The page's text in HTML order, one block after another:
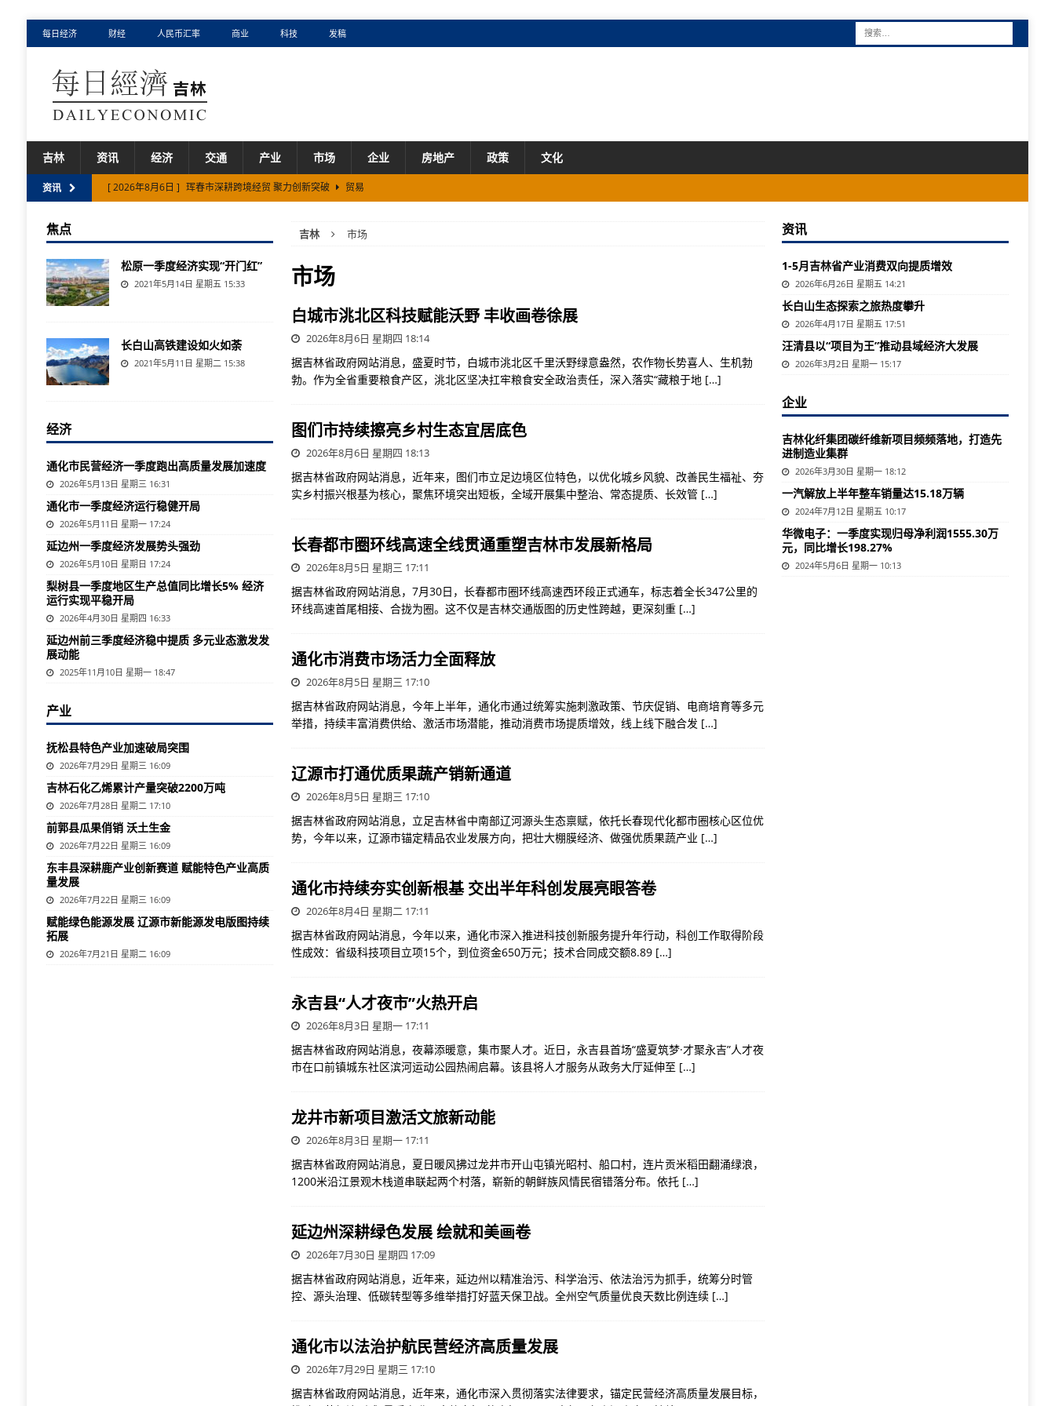
每日经济 财经 人民币汇率 商业 科技 发稿
吉林 资讯 经济 交通 产业 市场 企业 房地产 政策 文化
资讯 [ 2026年8月6日 ] 珲春市深耕跨境经贸 聚力创新突破
贸易
[ 2026年8月6日 ] 白城市洮北区科技赋能沃野 丰收画卷徐展
吉林 市场
市场
白城市洮北区科技赋能沃野 丰收画卷徐展
2026年8月6日 星期四 18:14
据吉林省政府网站消息，盛夏时节，白城市洮北区千里沃野绿意盎然，农作物长势喜人、生机勃
勃。作为全省重要粮食产区，洮北区坚决扛牢粮食安全政治责任，深入落实“藏粮于地 […]
图们市持续擦亮乡村生态宜居底色
2026年8月6日 星期四 18:13
据吉林省政府网站消息，近年来，图们市立足边境区位特色，以优化城乡风貌、改善民生福祉、夯
实乡村振兴根基为核心，聚焦环境突出短板，全域开展集中整治、常态提质、长效管 […]
长春都市圈环线高速全线贯通重塑吉林市发展新格局
2026年8月5日 星期三 17:11
据吉林省政府网站消息，7月30日，长春都市圈环线高速西环段正式通车，标志着全长347公里的
环线高速首尾相接、合拢为圈。这不仅是吉林交通版图的历史性跨越，更深刻重 […]
通化市消费市场活力全面释放
2026年8月5日 星期三 17:10
据吉林省政府网站消息，今年上半年，通化市通过统筹实施刺激政策、节庆促销、电商培育等多元
举措，持续丰富消费供给、激活市场潜能，推动消费市场提质增效，线上线下融合发 […]
辽源市打通优质果蔬产销新通道
2026年8月5日 星期三 17:10
据吉林省政府网站消息，立足吉林省中南部辽河源头生态禀赋，依托长春现代化都市圈核心区位优
势，今年以来，辽源市锚定精品农业发展方向，把壮大棚膜经济、做强优质果蔬产业 […]
通化市持续夯实创新根基 交出半年科创发展亮眼答卷
2026年8月4日 星期二 17:11
据吉林省政府网站消息，今年以来，通化市深入推进科技创新服务提升年行动，科创工作取得阶段
性成效：省级科技项目立项15个，到位资金650万元；技术合同成交额8.89 […]
永吉县“人才夜市”火热开启
2026年8月3日 星期一 17:11
据吉林省政府网站消息，夜幕添暖意，集市聚人才。近日，永吉县首场“盛夏筑梦·才聚永吉”人才夜
市在口前镇城东社区滨河运动公园热闹启幕。该县将人才服务从政务大厅延伸至 […]
龙井市新项目激活文旅新动能
2026年8月3日 星期一 17:11
据吉林省政府网站消息，夏日暖风拂过龙井市开山屯镇光昭村、船口村，连片贡米稻田翻涌绿浪，
1200米沿江景观木栈道串联起两个村落，崭新的朝鲜族风情民宿错落分布。依托 […]
延边州深耕绿色发展 绘就和美画卷
2026年7月30日 星期四 17:09
据吉林省政府网站消息，近年来，延边州以精准治污、科学治污、依法治污为抓手，统筹分时管
控、源头治理、低碳转型等多维举措打好蓝天保卫战。全州空气质量优良天数比例连续 […]
通化市以法治护航民营经济高质量发展
2026年7月29日 星期三 17:10
据吉林省政府网站消息，近年来，通化市深入贯彻落实法律要求，锚定民营经济高质量发展目标，
焦点
松原一季度经济实现“开门红”
2021年5月14日 星期五 15:33
长白山高铁建设如火如荼
2021年5月11日 星期二 15:38
经济
通化市民营经济一季度跑出高质量发展加速度
2026年5月13日 星期三 16:31
通化市一季度经济运行稳健开局
2026年5月11日 星期一 17:24
延边州一季度经济发展势头强劲
2026年5月10日 星期日 17:24
梨树县一季度地区生产总值同比增长5% 经济
运行实现平稳开局
2026年4月30日 星期四 16:33
延边州前三季度经济稳中提质 多元业态激发发
展动能
2025年11月10日 星期一 18:47
产业
抚松县特色产业加速破局突围
2026年7月29日 星期三 16:09
吉林石化乙烯累计产量突破2200万吨
2026年7月28日 星期二 17:10
前郭县瓜果俏销 沃土生金
2026年7月22日 星期三 16:09
东丰县深耕鹿产业创新赛道 赋能特色产业高质
量发展
2026年7月22日 星期三 16:09
赋能绿色能源发展 辽源市新能源发电版图持续
拓展
2026年7月21日 星期二 16:09
资讯
1-5月吉林省产业消费双向提质增效
2026年6月26日 星期五 14:21
长白山生态探索之旅热度攀升
2026年4月17日 星期五 17:51
汪清县以“项目为王”推动县域经济大发展
2026年3月2日 星期一 15:17
企业
吉林化纤集团碳纤维新项目频频落地，打造先
进制造业集群
2026年3月30日 星期一 18:12
一汽解放上半年整车销量达15.18万辆
2024年7月12日 星期五 10:17
华微电子：一季度实现归母净利润1555.30万
元，同比增长198.27%
2024年5月6日 星期一 10:13